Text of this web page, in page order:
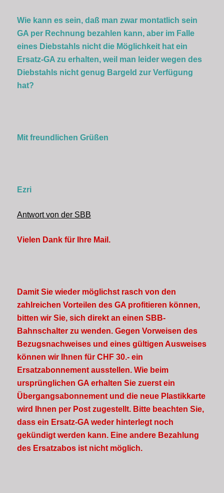
Wie kann es sein, daß man zwar montatlich sein
GA per Rechnung bezahlen kann, aber im Falle
eines Diebstahls nicht die Möglichkeit hat ein
Ersatz-GA zu erhalten, weil man leider wegen des
Diebstahls nicht genug Bargeld zur Verfügung
hat?
Mit freundlichen Grüßen
Ezri
Antwort von der SBB
Vielen Dank für Ihre Mail.
Damit Sie wieder möglichst rasch von den
zahlreichen Vorteilen des GA profitieren können,
bitten wir Sie, sich direkt an einen SBB-
Bahnschalter zu wenden. Gegen Vorweisen des
Bezugsnachweises und eines gültigen Ausweises
können wir Ihnen für CHF 30.- ein
Ersatzabonnement ausstellen. Wie beim
ursprünglichen GA erhalten Sie zuerst ein
Übergangsabonnement und die neue Plastikkarte
wird Ihnen per Post zugestellt. Bitte beachten Sie,
dass ein Ersatz-GA weder hinterlegt noch
gekündigt werden kann. Eine andere Bezahlung
des Ersatzabos ist nicht möglich.